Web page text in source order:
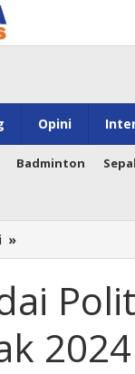
Opini
Badminton
»
Politik
Jelang
Pilkada
Serentak
2024 2024